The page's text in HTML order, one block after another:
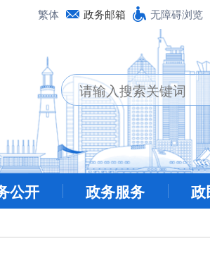
繁体 政务邮箱 无障碍浏览
公开 政务服务 政